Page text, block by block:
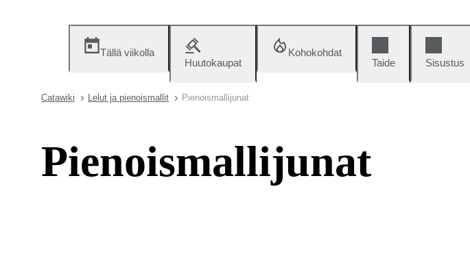
Tällä viikolla
Huutokaupat
Kohokohdat
Taide
Sisustus
Catawiki Lelut ja pienoismallit Pienoismallijunat
Pienoismallijunat